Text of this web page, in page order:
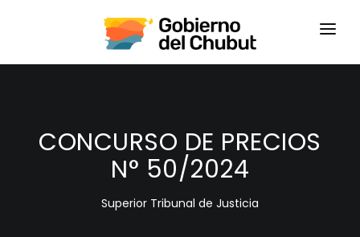
HOME
CONCURSO DE PRECIOS
N° 50/2024
Superior Tribunal de Justicia